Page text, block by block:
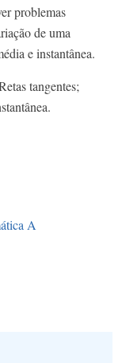
problemas
de uma
e instantânea.
tangentes;
A